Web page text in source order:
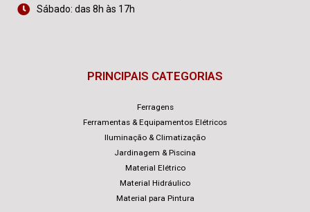
Sábado: das 8h às 17h
PRINCIPAIS CATEGORIAS
Ferragens
Ferramentas & Equipamentos Elétricos
Iluminação & Climatização
Jardinagem & Piscina
Material Elétrico
Material Hidráulico
Material para Pintura